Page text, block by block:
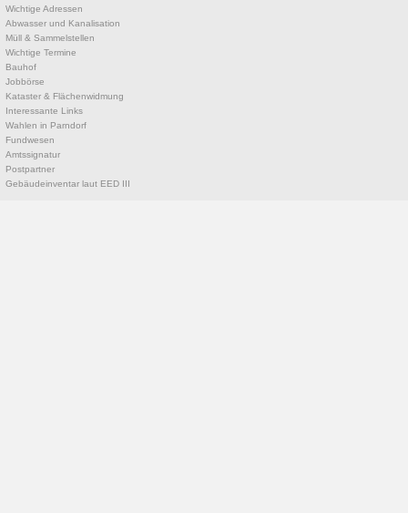
Wichtige Adressen
Abwasser und Kanalisation
Müll & Sammelstellen
Wichtige Termine
Bauhof
Jobbörse
Kataster & Flächenwidmung
Interessante Links
Wahlen in Parndorf
Fundwesen
Amtssignatur
Postpartner
Gebäudeinventar laut EED III